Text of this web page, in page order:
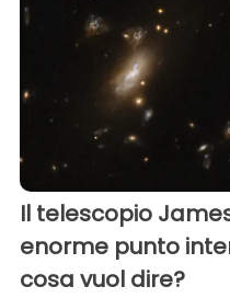
Il telescopio
enorme punto
cosa vuol dire?